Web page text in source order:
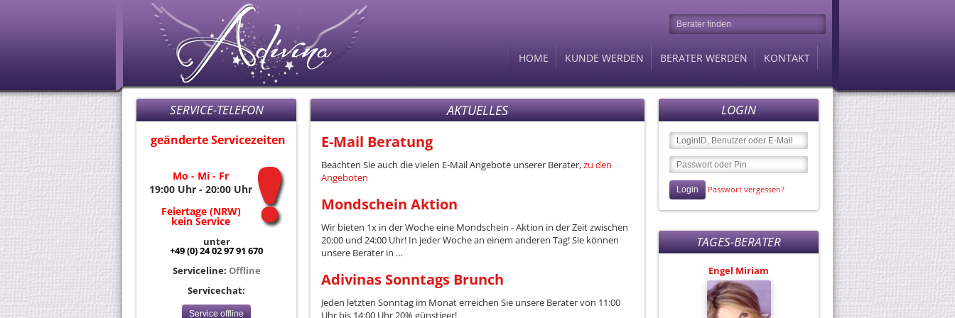
HOME KUNDE WERDEN BERATER WERDEN KONTAKT
SERVICE-TELEFON
geänderte Servicezeiten
Mo - Mi - Fr
19:00 Uhr - 20:00 Uhr
Feiertage (NRW)
kein Service
unter
+49 (0) 24 02 97 91 670
Serviceline: Offline
Servicechat:
Service offline
LOGIN
Passwort vergessen?
TAGES-BERATER
Engel Miriam
AKTUELLES
E-Mail Beratung
Beachten Sie auch die vielen E-Mail Angebote unserer Berater,zu den
Angeboten
Mondschein Aktion
Wir bieten 1x in der Woche eine Mondschein - Aktion in der Zeit zwischen
20:00 und 24:00 Uhr! In jeder Woche an einem anderen Tag! Sie können
unsere Berater in …
Adivinas Sonntags Brunch
Jeden letzten Sonntag im Monat erreichen Sie unsere Berater von 11:00
Uhr bis 14:00 Uhr 20% günstiger!